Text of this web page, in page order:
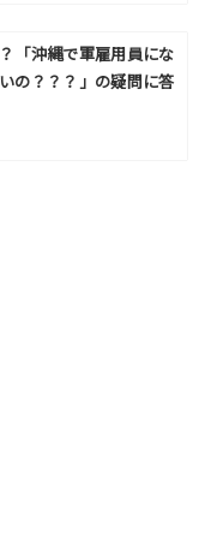
「沖縄で軍雇用員にな
の？？？」の疑問に答